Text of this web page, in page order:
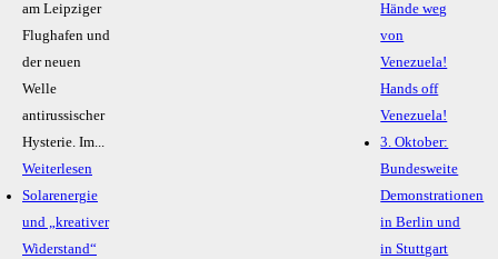
am Leipziger
Flughafen und
der neuen
Welle
antirussischer
Hysterie. Im...
Weiterlesen
Solarenergie
und „kreativer
Widerstand“
Hände weg
von
Venezuela!
Hands off
Venezuela!
3. Oktober:
Bundesweite
Demonstrationen
in Berlin und
in Stuttgart